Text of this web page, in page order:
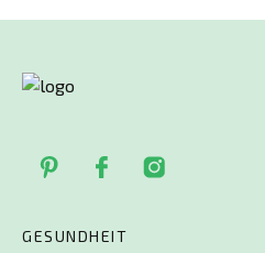
GESUNDHEIT